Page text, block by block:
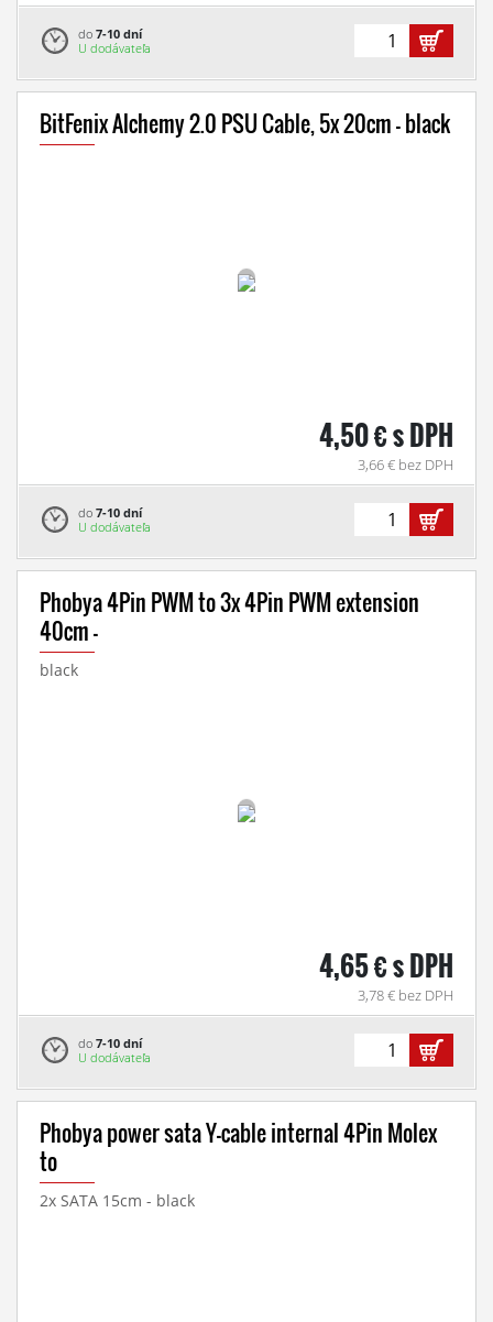
do 7-10 dní
U dodávateľa
BitFenix Alchemy 2.0 PSU Cable, 5x 20cm - black
4,50 € s DPH
3,66 € bez DPH
do 7-10 dní
U dodávateľa
Phobya 4Pin PWM to 3x 4Pin PWM extension
40cm -
black
4,65 € s DPH
3,78 € bez DPH
do 7-10 dní
U dodávateľa
Phobya power sata Y-cable internal 4Pin Molex
to
2x SATA 15cm - black